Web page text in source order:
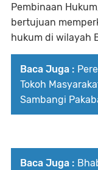
Pembinaan
bertujuan
hukum di wilayah
Baca Juga :
Tokoh
Sambangi
Baca Juga :